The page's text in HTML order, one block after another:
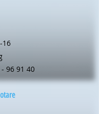
16
96 91 40